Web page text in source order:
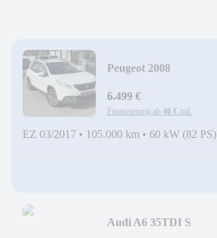
Peugeot 2008
6.499 €
Finanzierung ab 46 € mtl.
EZ 03/2017 • 105.000 km • 60 kW (82 PS)
Audi A6 35TDI S